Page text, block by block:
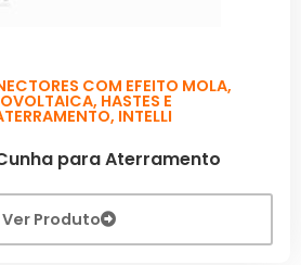
COM EFEITO MOLA,
, HASTES E
, INTELLI
para Aterramento
Ver Produto